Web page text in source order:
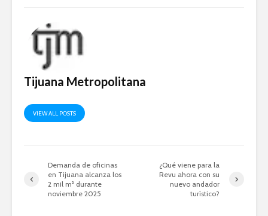
Tijuana Metropolitana
VIEW ALL POSTS
Demanda de oficinas
en Tijuana alcanza los
2 mil m² durante
noviembre 2025
¿Qué viene para la
Revu ahora con su
nuevo andador
turístico?